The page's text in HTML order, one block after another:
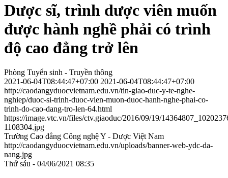
Dược sĩ, trình dược viên muốn
được hành nghề phải có trình
độ cao đẳng trở lên
Phòng Tuyển sinh - Truyền thông
2021-06-04T08:44:47+07:00 2021-06-04T08:44:47+07:00
http://caodangyduocvietnam.edu.vn/tin-giao-duc-y-te-nghe-
nghiep/duoc-si-trinh-duoc-vien-muon-duoc-hanh-nghe-phai-co-
trinh-do-cao-dang-tro-len-64.html
https://image.vtc.vn/files/ctv.giaoduc/2016/09/19/
1108304.jpg
Trường Cao đẳng Công nghệ Y - Dược Việt Nam
http://caodangyduocvietnam.edu.vn/uploads/banner-web-ydc-da-
nang.jpg
Thứ sáu - 04/06/2021 08:35